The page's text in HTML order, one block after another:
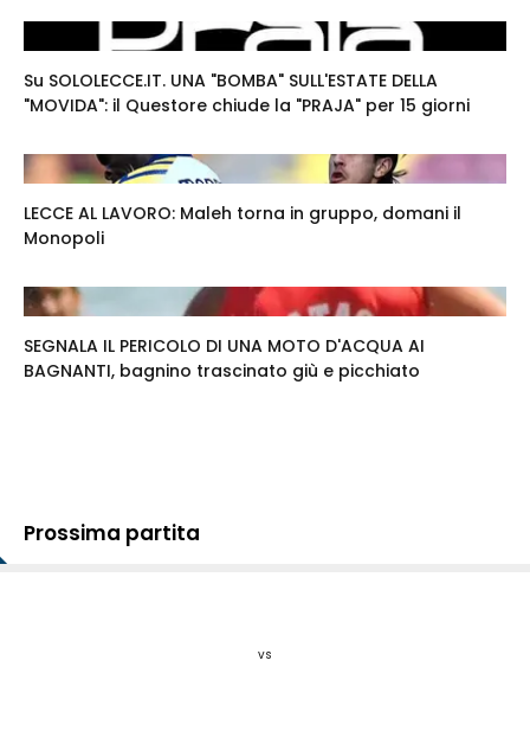
Su SOLOLECCE.IT. UNA "BOMBA" SULL'ESTATE DELLA
"MOVIDA": il Questore chiude la "PRAJA" per 15 giorni
LECCE AL LAVORO: Maleh torna in gruppo, domani il
Monopoli
SEGNALA IL PERICOLO DI UNA MOTO D'ACQUA AI
BAGNANTI, bagnino trascinato giù e picchiato
Prossima partita
vs